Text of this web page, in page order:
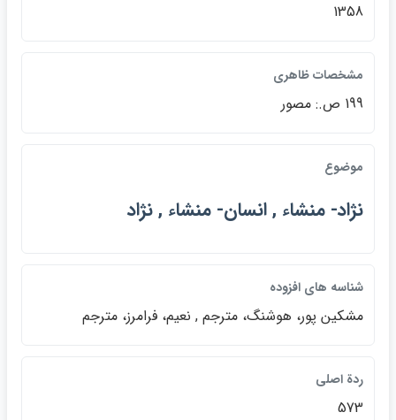
1358
مشخصات ظاهري
199 ص.: مصور
موضوع
نژاد- منشاء , انسان- منشاء , نژاد
شناسه هاي افزوده
مشكين پور، هوشنگ، مترجم , نعيم، فرامرز، مترجم
ردة اصلي
573